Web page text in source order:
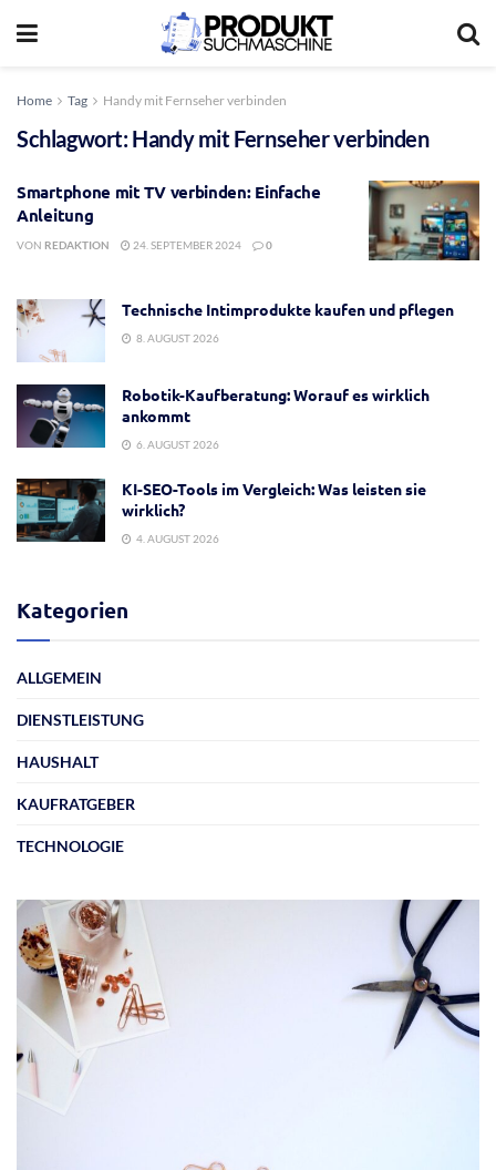
Home Tag Handy mit Fernseher verbinden
Schlagwort:Handy mit Fernseher verbinden
Smartphone mit TV verbinden: Einfache
Anleitung
VON REDAKTION 24. SEPTEMBER 2024 0
Technische Intimprodukte kaufen und pflegen
8. AUGUST 2026
Robotik-Kaufberatung: Worauf es wirklich
ankommt
6. AUGUST 2026
KI-SEO-Tools im Vergleich: Was leisten sie
wirklich?
4. AUGUST 2026
Kategorien
ALLGEMEIN
DIENSTLEISTUNG
HAUSHALT
KAUFRATGEBER
TECHNOLOGIE